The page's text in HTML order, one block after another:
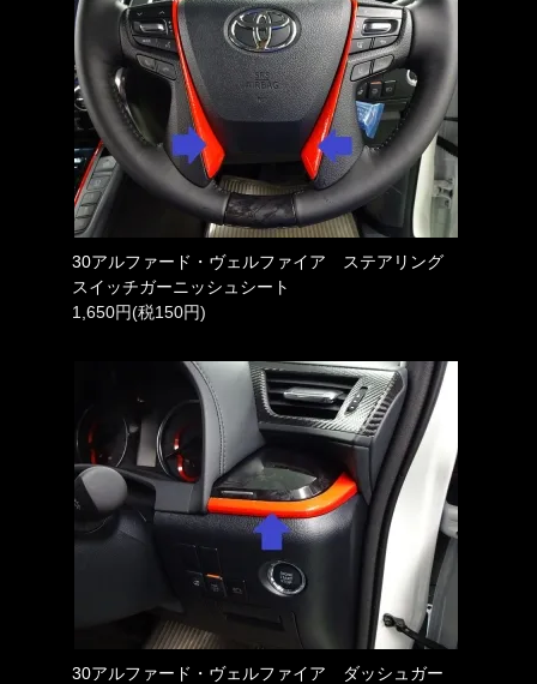
30アルファード・ヴェルファイア ステアリング
スイッチガーニッシュシート
1,650円(税150円)
30アルファード・ヴェルファイア ダッシュガー